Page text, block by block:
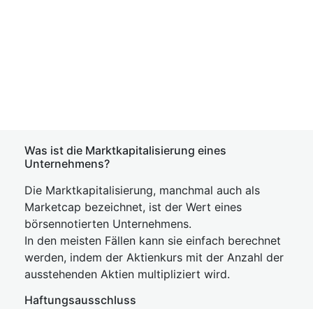
Was ist die Marktkapitalisierung eines
Unternehmens?
Die Marktkapitalisierung, manchmal auch als
Marketcap bezeichnet, ist der Wert eines
börsennotierten Unternehmens.
In den meisten Fällen kann sie einfach berechnet
werden, indem der Aktienkurs mit der Anzahl der
ausstehenden Aktien multipliziert wird.
Haftungsausschluss